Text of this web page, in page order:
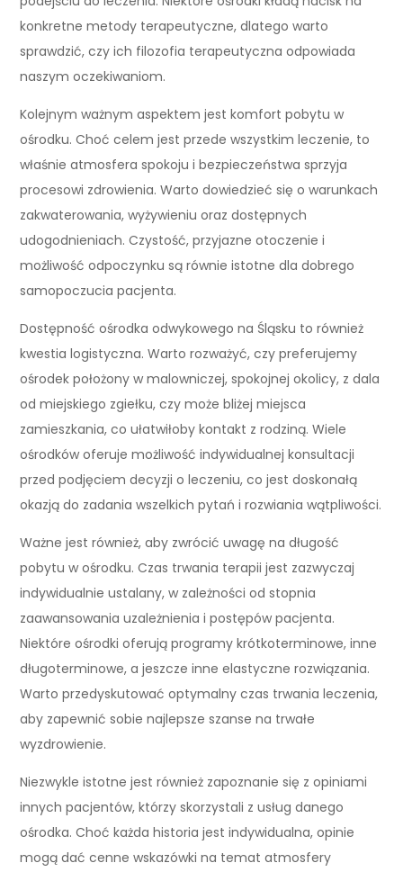
konkretne metody terapeutyczne, dlatego warto
sprawdzić, czy ich filozofia terapeutyczna odpowiada
naszym oczekiwaniom.
Kolejnym ważnym aspektem jest komfort pobytu w
ośrodku. Choć celem jest przede wszystkim leczenie, to
właśnie atmosfera spokoju i bezpieczeństwa sprzyja
procesowi zdrowienia. Warto dowiedzieć się o warunkach
zakwaterowania, wyżywieniu oraz dostępnych
udogodnieniach. Czystość, przyjazne otoczenie i
możliwość odpoczynku są równie istotne dla dobrego
samopoczucia pacjenta.
Dostępność ośrodka odwykowego na Śląsku to również
kwestia logistyczna. Warto rozważyć, czy preferujemy
ośrodek położony w malowniczej, spokojnej okolicy, z dala
od miejskiego zgiełku, czy może bliżej miejsca
zamieszkania, co ułatwiłoby kontakt z rodziną. Wiele
ośrodków oferuje możliwość indywidualnej konsultacji
przed podjęciem decyzji o leczeniu, co jest doskonałą
okazją do zadania wszelkich pytań i rozwiania wątpliwości.
Ważne jest również, aby zwrócić uwagę na długość
pobytu w ośrodku. Czas trwania terapii jest zazwyczaj
indywidualnie ustalany, w zależności od stopnia
zaawansowania uzależnienia i postępów pacjenta.
Niektóre ośrodki oferują programy krótkoterminowe, inne
długoterminowe, a jeszcze inne elastyczne rozwiązania.
Warto przedyskutować optymalny czas trwania leczenia,
aby zapewnić sobie najlepsze szanse na trwałe
wyzdrowienie.
Niezwykle istotne jest również zapoznanie się z opiniami
innych pacjentów, którzy skorzystali z usług danego
ośrodka. Choć każda historia jest indywidualna, opinie
mogą dać cenne wskazówki na temat atmosfery